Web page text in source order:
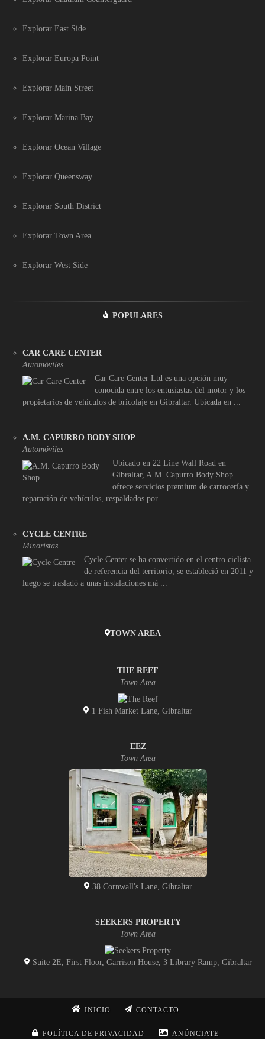
Explorar East Side
Explorar Europa Point
Explorar Main Street
Explorar Marina Bay
Explorar Ocean Village
Explorar Queensway
Explorar South District
Explorar Town Area
Explorar West Side
POPULARES
CAR CARE CENTER
Automóviles
Car Care Center Ltd es una opción muy
conocida entre los entusiastas del motor y los
propietarios de vehículos de bricolaje en Gibraltar. Ubicada en ...
A.M. CAPURRO BODY SHOP
Automóviles
Ubicado en 22 Line Wall Road en
Gibraltar, A.M. Capurro Body Shop
ofrece servicios premium de carrocería y
reparación de vehículos, respaldados por ...
CYCLE CENTRE
Minoristas
Cycle Center se ha convertido en el centro ciclista
de referencia del territorio, se estableció en 2011 y
luego se trasladó a unas instalaciones má ...
TOWN AREA
THE REEF
Town Area
1 Fish Market Lane, Gibraltar
EEZ
Town Area
38 Cornwall's Lane, Gibraltar
SEEKERS PROPERTY
Town Area
Suite 2E, First Floor, Garrison House, 3 Library Ramp, Gibraltar
INICIO CONTACTO
POLÍTICA DE PRIVACIDAD ANÚNCIATE